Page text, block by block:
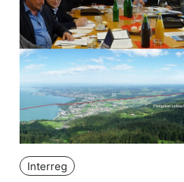
Interreg